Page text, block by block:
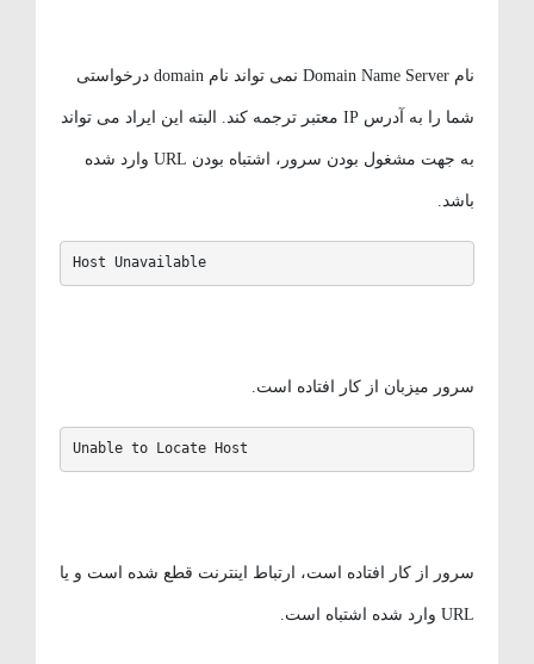
نام Domain Name Server نمی تواند نام domain درخواستی
شما را به آدرس IP معتبر ترجمه کند. البته این ایراد می تواند
به جهت مشغول بودن سرور، اشتباه بودن URL وارد شده
باشد.
Host Unavailable
سرور میزبان از کار افتاده است.
Unable to Locate Host
سرور از کار افتاده است، ارتباط اینترنت قطع شده است و یا
URL وارد شده اشتباه است.